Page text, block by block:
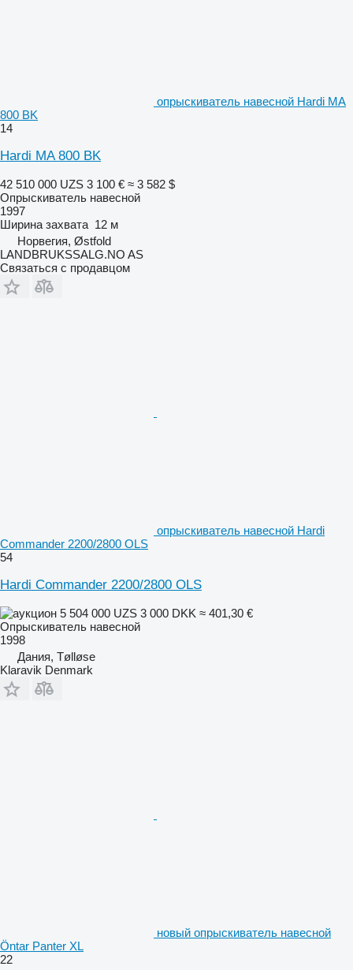
опрыскиватель навесной Hardi MA
800 BK
14
Hardi MA 800 BK
42 510 000 UZS 3 100 € ≈ 3 582 $
Опрыскиватель навесной
1997
Ширина захвата 12 м
Норвегия, Østfold
LANDBRUKSSALG.NO AS
Связаться с продавцом
опрыскиватель навесной Hardi
Commander 2200/2800 OLS
54
Hardi Commander 2200/2800 OLS
5 504 000 UZS 3 000 DKK ≈ 401,30 €
Опрыскиватель навесной
1998
Дания, Tølløse
Klaravik Denmark
новый опрыскиватель навесной
Öntar Panter XL
22